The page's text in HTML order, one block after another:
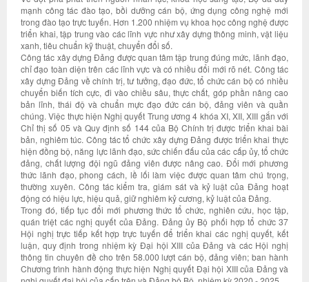
mạnh công tác đào tạo, bồi dưỡng cán bộ, ứng dụng công nghệ mới
trong đào tạo trực tuyến. Hơn 1.200 nhiệm vụ khoa học công nghệ được
triển khai, tập trung vào các lĩnh vực như xây dựng thông minh, vật liệu
xanh, tiêu chuẩn kỹ thuật, chuyển đổi số.
Công tác xây dựng Đảng được quan tâm tập trung đúng mức, lãnh đạo,
chỉ đạo toàn diện trên các lĩnh vực và có nhiều đổi mới rõ nét. Công tác
xây dựng Đảng về chính trị, tư tưởng, đạo đức, tổ chức cán bộ có nhiều
chuyển biến tích cực, đi vào chiều sâu, thực chất, góp phần nâng cao
bản lĩnh, thái độ và chuẩn mực đạo đức cán bộ, đảng viên và quần
chúng. Việc thực hiện Nghị quyết Trung ương 4 khóa XI, XII, XIII gắn với
Chỉ thị số 05 và Quy định số 144 của Bộ Chính trị được triển khai bài
bản, nghiêm túc. Công tác tổ chức xây dựng Đảng được triển khai thực
hiện đồng bộ, năng lực lãnh đạo, sức chiến đấu của các cấp ủy, tổ chức
đảng, chất lượng đội ngũ đảng viên được nâng cao. Đổi mới phương
thức lãnh đạo, phong cách, lề lối làm việc được quan tâm chú trọng,
thường xuyên. Công tác kiểm tra, giám sát và kỷ luật của Đảng hoạt
động có hiệu lực, hiệu quả, giữ nghiêm kỷ cương, kỷ luật của Đảng.
Trong đó, tiếp tục đổi mới phương thức tổ chức, nghiên cứu, học tập,
quán triệt các nghị quyết của Đảng. Đảng ủy Bộ phối hợp tổ chức 37
Hội nghị trực tiếp kết hợp trực tuyến để triển khai các nghị quyết, kết
luận, quy định trong nhiệm kỳ Đại hội XIII của Đảng và các Hội nghị
thông tin chuyên đề cho trên 58.000 lượt cán bộ, đảng viên; ban hành
Chương trình hành động thực hiện Nghị quyết Đại hội XIII của Đảng và